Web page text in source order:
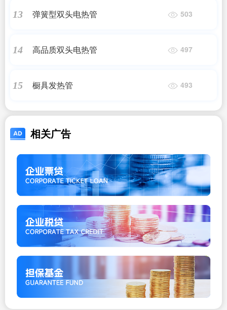
13 弹簧型双头电热管 503
14 高品质双头电热管 497
15 橱具发热管 493
相关广告